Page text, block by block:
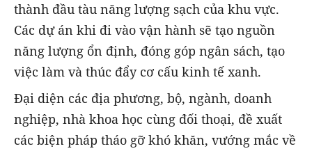
thành đầu tàu năng lượng sạch của khu vực.
Các dự án khi đi vào vận hành sẽ tạo nguồn
năng lượng ổn định, đóng góp ngân sách, tạo
việc làm và thúc đẩy cơ cấu kinh tế xanh.
Đại diện các địa phương, bộ, ngành, doanh
nghiệp, nhà khoa học cùng đối thoại, đề xuất
các biện pháp tháo gỡ khó khăn, vướng mắc về